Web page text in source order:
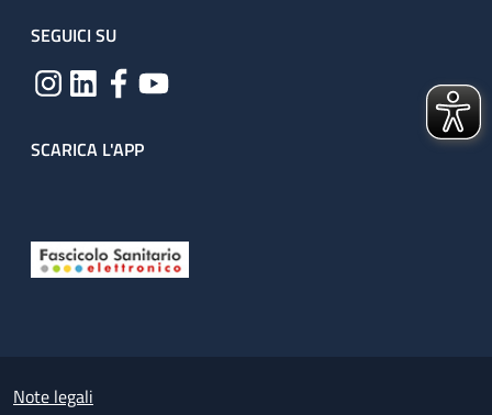
SEGUICI SU
SCARICA L'APP
Small prints
Note legali